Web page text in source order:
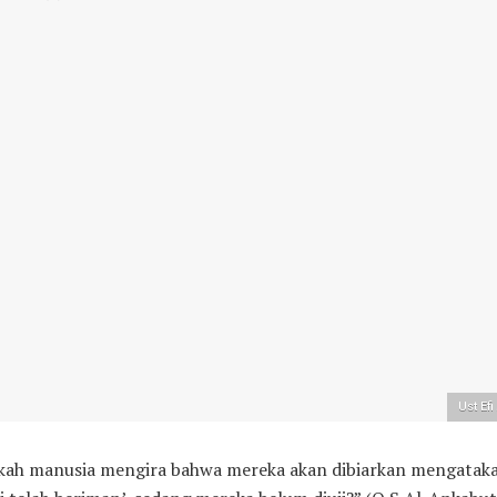
Ust
manusia mengira bahwa mereka akan dibiarkan